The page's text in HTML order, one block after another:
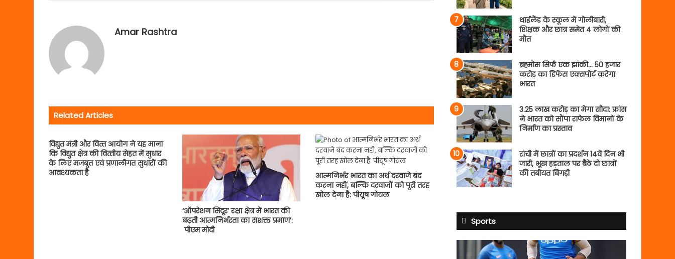
Amar Rashtra
Related Articles
विद्युत मंत्री और वित्‍त आयोग ने यह माना
कि विद्युत क्षेत्र की वित्‍तीय सेहत में सुधार
के लिए मजबूत एवं प्रणालीगत सुधारों की
आवश्यकता है
‘ऑपरेशन सिंदूर’ रक्षा क्षेत्र में भारत की
बढ़ती आत्मनिर्भरता का सशक्त प्रमाण’:
पीएम मोदी
आत्मनिर्भर भारत का अर्थ दरवाजे बंद
करना नहीं, बल्कि दरवाजों को पूरी तरह
खोल देना है: पीयूष गोयल
थाईलैंड के स्कूल में गोलीबारी,
शिक्षक और छात्र समेत 4 लोगों की
मौत
ब्रह्मोस सिर्फ एक झांकी… 50 हजार
करोड़ का डिफेंस एक्सपोर्ट करेगा
भारत
3.25 लाख करोड़ का मेगा सौदा: फ्रांस
ने भारत को सौंपा राफेल विमानों के
निर्माण का प्रस्ताव
रांची में छात्रों का प्रदर्शन 14वें दिन भी
जारी, भूख हड़ताल पर बैठे दो छात्रों
की तबीयत बिगड़ी
Sports